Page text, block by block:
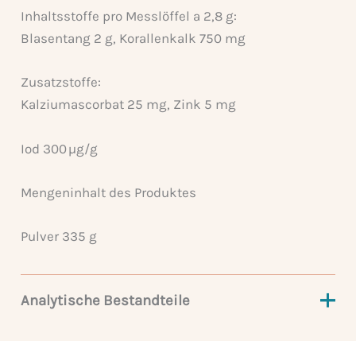
Inhaltsstoffe pro Messlöffel a 2,8 g:
Blasentang 2 g, Korallenkalk 750 mg
Zusatzstoffe:
Kalziumascorbat 25 mg, Zink 5 mg
Iod 300 µg/g
Mengeninhalt des Produktes
Pulver 335 g
Analytische Bestandteile